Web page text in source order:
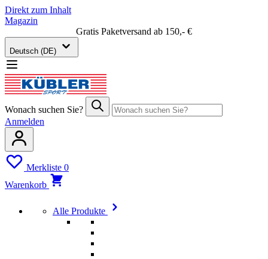
Direkt zum Inhalt
Magazin
Gratis Paketversand ab 150,- €
Deutsch (DE)
Wonach suchen Sie?
Anmelden
Merkliste 0
Warenkorb
Alle Produkte